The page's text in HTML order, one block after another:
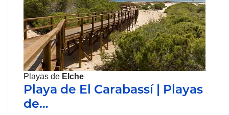
Playas de Elche
Playa de El Carabassí | Playas
de…